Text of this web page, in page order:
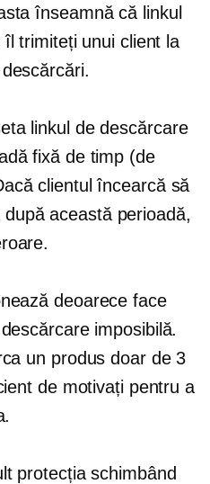
înseamnă că linkul
trimiteți unui client la
linkul de descărcare
fixă ​​de timp (de
clientul încearcă să
această perioadă,
deoarece face
imposibilă.
un produs doar de 3
de motivați pentru a
protecția schimbând